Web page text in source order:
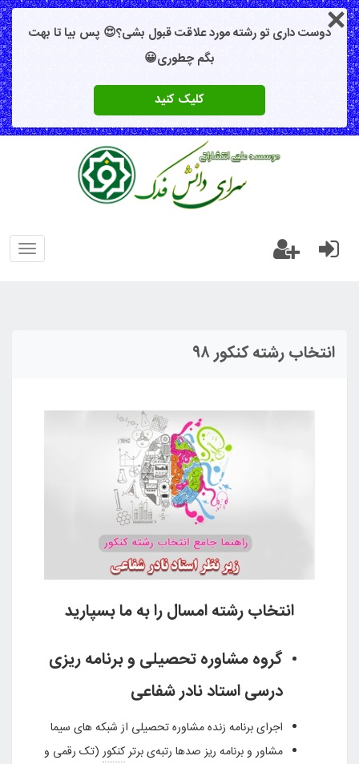
دوست داری تو رشته مورد علاقت قبول بشی؟😍 پس بیا تا بهت
بگم چطوری😀
کلیک کنید
انتخاب رشته کنکور ۹۸
انتخاب رشته امسال را به ما بسپارید
گروه مشاوره تحصیلی و برنامه ریزی
درسی استاد نادر شفاعی
اجرای برنامه زنده مشاوره تحصیلی از شبکه های سیما
مشاور و برنامه ریز صدها رتبه‌ی برترکنکور(تک رقمی و